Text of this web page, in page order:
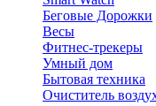
Беговые Дорожки
Весы
Фитнес-трекеры
Умный дом
Бытовая техника
Очиститель